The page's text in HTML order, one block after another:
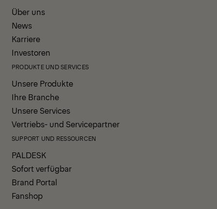
Über uns
News
Karriere
Investoren
PRODUKTE UND SERVICES
Unsere Produkte
Ihre Branche
Unsere Services
Vertriebs- und Servicepartner
SUPPORT UND RESSOURCEN
PALDESK
Sofort verfügbar
Brand Portal
Fanshop